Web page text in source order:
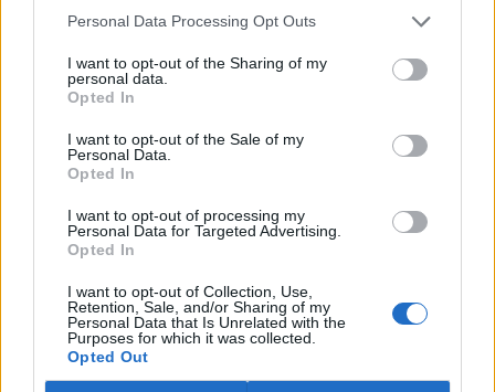
Personal Data Processing Opt Outs
I want to opt-out of the Sharing of my
personal data.
Opted In
I want to opt-out of the Sale of my
Personal Data.
Opted In
I want to opt-out of processing my
Personal Data for Targeted Advertising.
Opted In
I want to opt-out of Collection, Use,
Retention, Sale, and/or Sharing of my
Personal Data that Is Unrelated with the
Purposes for which it was collected.
Opted Out
demokracii vážně, požadovat, aby nebyla vykostřena,
formalizována a redukována na pouhý volební akt - tuto
trapnou přehlídku marnosti a beznaděje. Je nutno zdola
nových sociálních hnutí. Je nezbytné politický
establishment usvědčovat z pokrytectví a
nedemokratičnosti. Darebáctví nazývat darebáctvím, jak si
zasluhuje.
Pěkně se to píše, ale při tom je nutno mít na paměti, že
izolované, v konzumerismu zabořené, sobecky jednající
jedince, kteří přičinlivě kutálejí a nabalují své kuličky lejna
a je jim úplně jedno, pokud se v sousedství děje jakákoli
nepravost - dokud se nedotkne jich samých. Pak řvou a
bědují. A ostatním je to samozřejmě jedno. Jich se to přece